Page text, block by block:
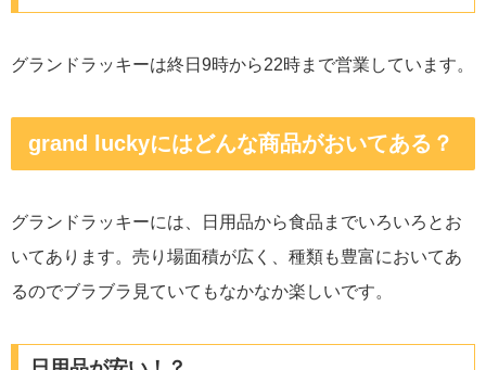
グランドラッキーは終日9時から22時まで営業しています。
grand luckyにはどんな商品がおいてある？
グランドラッキーには、日用品から食品までいろいろとお
いてあります。売り場面積が広く、種類も豊富においてあ
るのでブラブラ見ていてもなかなか楽しいです。